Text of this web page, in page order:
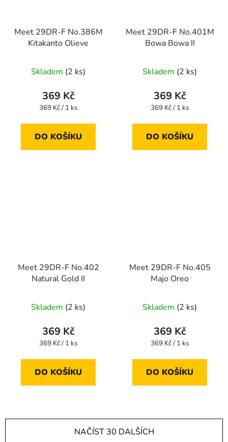
Meet 29DR-F No.386M
Kitakanto Olieve
Skladem (2 ks)
369 Kč
Měrná
369 Kč / 1 ks
DO KOŠÍKU
Meet 29DR-F No.401M
Bowa Bowa II
Skladem (2 ks)
369 Kč
Měrná
369 Kč / 1 ks
DO KOŠÍKU
Meet 29DR-F No.402
Natural Gold II
Skladem (2 ks)
369 Kč
Měrná
369 Kč / 1 ks
DO KOŠÍKU
Meet 29DR-F No.405
Majo Oreo
Skladem (2 ks)
369 Kč
Měrná
369 Kč / 1 ks
DO KOŠÍKU
NAČÍST 30 DALŠÍCH